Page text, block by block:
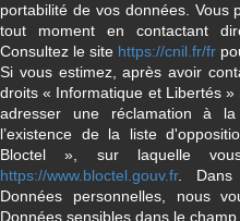
portabilité de vos données. Vous
tout moment en contactant
Consultez le site https://cnil.fr/fr
Si vous estimez, après avoir
droits « Informatique et Libertés
adresser une réclamation à
l’existence de la liste
Bloctel », sur laquelle
https://www.bloctel.gouv.fr. Dans
Données personnelles, nous
Données sensibles dans le